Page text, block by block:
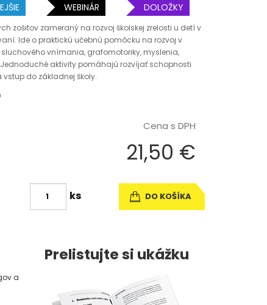
WEBINÁR DOLOŽKY
zošitov zameraný na rozvoj školskej zrelosti u detí v
Ide o praktickú učebnú pomôcku na rozvoj v
vnímania, grafomotoriky, myslenia,
aktivity pomáhajú rozvíjať schopnosti
do základnej školy.
Cena s DPH
21,50 €
ks DO KOŠÍKA
a
Prelistujte si ukážku